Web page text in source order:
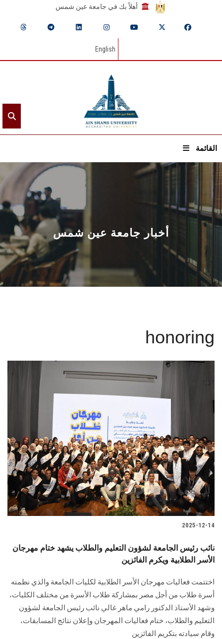
أهلاً بك في جامعة عين شمس
English
القائمة
الرئيسيـة
عن الجامعة
القطاعـات
الشئون الأكاديمية
البحث العلمي
الأنظمة الذكية
الطلاب
هيئة التدريس
الدراسات العليا
الزائـرون
سجل الان
أخبار جامعة عين شمس
honoring
2025-12-14
نائب رئيس الجامعة لشؤون التعليم والطلاب يشهد ختام مهرجان
الأسر الطلابية ويكرم الفائزين
اختتمت فعاليات مهرجان الأسر الطلابية لكليات الجامعة والذي نظمته
أسرة طلاب من أجل مصر بمشاركة طلاب الأسرة من مختلف الكليات،
وشهد الأستاذ الدكتور رامي ماهر غالي نائب رئيس الجامعة لشؤون
التعليم والطلاب، ختام فعاليات المهرجان وإعلان نتائج المسابقات،
وقام سيادته بتكريم الفائزين